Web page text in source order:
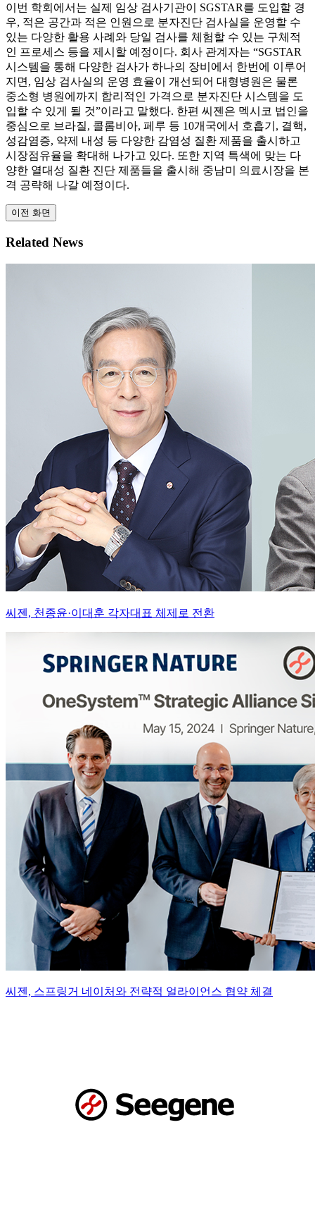
이번 학회에서는 실제 임상 검사기관이 SGSTAR를 도입할 경
우, 적은 공간과 적은 인원으로 분자진단 검사실을 운영할 수
있는 다양한 활용 사례와 당일 검사를 체험할 수 있는 구체적
인 프로세스 등을 제시할 예정이다. 회사 관계자는 “SGSTAR
시스템을 통해 다양한 검사가 하나의 장비에서 한번에 이루어
지면, 임상 검사실의 운영 효율이 개선되어 대형병원은 물론
중소형 병원에까지 합리적인 가격으로 분자진단 시스템을 도
입할 수 있게 될 것”이라고 말했다. 한편 씨젠은 멕시코 법인을
중심으로 브라질, 콜롬비아, 페루 등 10개국에서 호흡기, 결핵,
성감염증, 약제 내성 등 다양한 감염성 질환 제품을 출시하고
시장점유율을 확대해 나가고 있다. 또한 지역 특색에 맞는 다
양한 열대성 질환 진단 제품들을 출시해 중남미 의료시장을 본
격 공략해 나갈 예정이다.
이전 화면
Related News
씨젠, 천종윤·이대훈 각자대표 체제로 전환
씨젠, 스프링거 네이처와 전략적 얼라이언스 협약 체결